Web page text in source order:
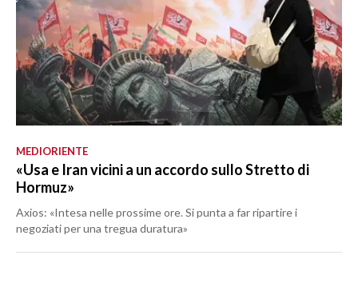
MEDIORIENTE
«Usa e Iran vicini a un accordo sullo Stretto di
Hormuz»
Axios: «Intesa nelle prossime ore. Si punta a far ripartire i
negoziati per una tregua duratura»